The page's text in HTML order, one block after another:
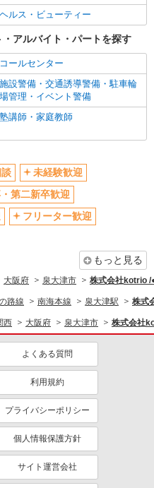
ミドル（40代～）活躍中
シニア（60代～）活躍中
ボーナス・賞与あり
完全週休2日制
禁煙・分煙
車通勤OK
産休・育休取得実績あり
各種手当（家族・役職・インセン
ティブなど）あり
・福祉
ミドル（40代～）活躍中
社会保険あり
ヘルス・ビューティー
アルバイト・パートを探す
コールセンター
施設警備・交通誘導警備・駐車輪
場管理・イベント警備
塾講師・家庭教師
未経験歓迎
第二新卒歓迎
フリーター歓迎
もっと見る
大阪府 泉大津市 株式会社kotrio /
路線 南海本線 泉大津駅 株式
西 大阪府 泉大津市 株式会社
よくある質問
利用規約
プライバシーポリシー
個人情報保護方針
サイト運営会社